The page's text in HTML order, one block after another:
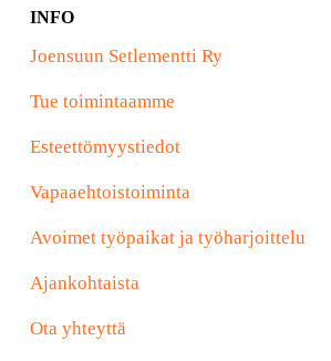
INFO
Joensuun Setlementti Ry
Tue toimintaamme
Esteettömyystiedot
Vapaaehtoistoiminta
Avoimet työpaikat ja työharjoittelu
Ajankohtaista
Ota yhteyttä